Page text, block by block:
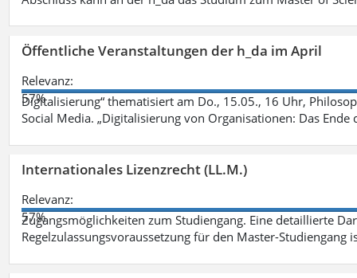
Öffentliche Veranstaltungen der h_da im April
Relevanz:
57%
Digitalisierung“ thematisiert am Do., 15.05., 16 Uhr,
Social Media. „Digitalisierung von Organisationen: Das Ende
Internationales Lizenzrecht (LL.M.)
Relevanz:
57%
Zugangsmöglichkeiten zum Studiengang. Eine detaillierte
Regelzulassungsvoraussetzung für den Master-